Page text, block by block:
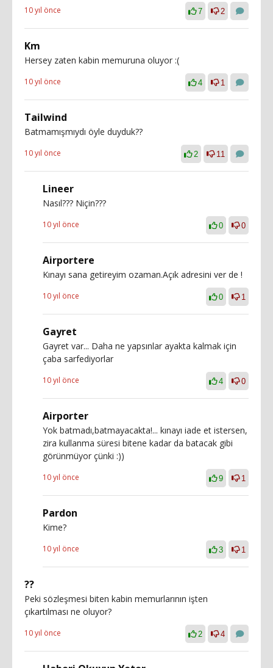
10 yıl önce 7 2
Km
Hersey zaten kabin memuruna oluyor :(
10 yıl önce 4 1
Tailwind
Batmamışmıydı öyle duyduk??
10 yıl önce 2 11
Lineer
Nasıl??? Niçin???
10 yıl önce 0 0
Airportere
Kınayı sana getireyim ozaman.Açık adresini ver de !
10 yıl önce 0 1
Gayret
Gayret var... Daha ne yapsınlar ayakta kalmak için
çaba sarfediyorlar
10 yıl önce 4 0
Airporter
Yok batmadı,batmayacakta!... kınayı iade et istersen,
zira kullanma süresi bitene kadar da batacak gibi
görünmüyor çünki :))
10 yıl önce 9 1
Pardon
Kime?
10 yıl önce 3 1
??
Peki sözleşmesi biten kabin memurlarının işten
çıkartılması ne oluyor?
10 yıl önce 2 4